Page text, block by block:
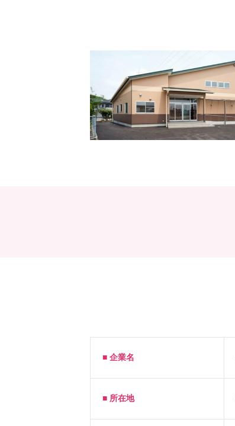
■ 企業名
■ 所在地